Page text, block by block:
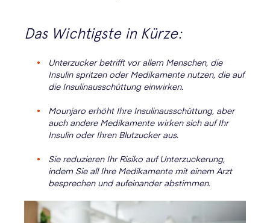
Das Wichtigste in Kürze:
Unterzucker betrifft vor allem Menschen, die
Insulin spritzen oder Medikamente nutzen, die auf
die Insulinausschüttung einwirken.
Mounjaro erhöht Ihre Insulinausschüttung, aber
auch andere Medikamente wirken sich auf Ihr
Insulin oder Ihren Blutzucker aus.
Sie reduzieren Ihr Risiko auf Unterzuckerung,
indem Sie all Ihre Medikamente mit einem Arzt
besprechen und aufeinander abstimmen.